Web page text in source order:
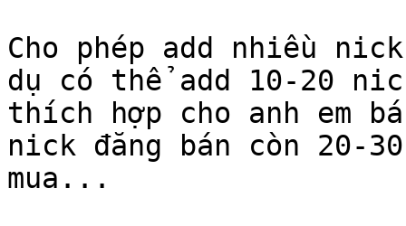
Cho phép add nhiều
dụ có thể add 10-20
thích hợp cho anh em
nick đăng bán còn 20-
mua...